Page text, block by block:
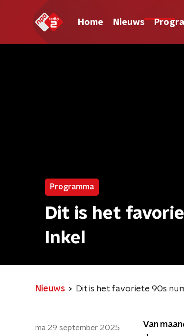
Home Nieuws
Programma
Dit is het
Inkel
Nieuws Dit is het favoriete 90s
ma 29 september 2025
Van